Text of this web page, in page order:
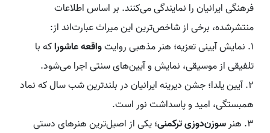
فرهنگی ایرانیان را نمایندگی می‌کنند. بر اساس اطلاعات
منتشرشده، برخی از شاخص‌ترین این میراث عبارت‌اند از:
۱. نمایش آیینی تعزیه؛ هنر مذهبی روایت
واقعه عاشوراکه با
تلفیقی از موسیقی، نمایش و آیین‌های سنتی اجرا می‌شود.
۲. آیین یلدا؛ جشن دیرینه ایرانیان در بلندترین شب سال که نماد
همبستگی، امید و پاسداشت نور است.
۳. هنر
سوزن‌دوزی ترکمنی؛ یکی از اصیل‌ترین هنرهای دستی